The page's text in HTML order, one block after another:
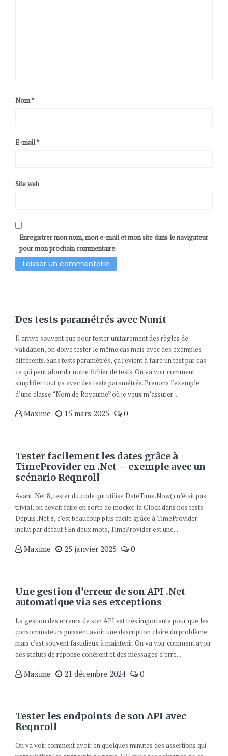
Nom*
E-mail*
Site web
Enregistrer mon nom, mon e-mail et mon site dans le navigateur
pour mon prochain commentaire.
Des tests paramétrés avec Nunit
Il arrive souvent que pour tester unitairement des règles de
validation, on doive tester le même cas mais avec des exemples
différents. Sans tests paramétrés, ça revient à faire un test par cas
ce qui peut alourdir notre fichier de tests. On va voir comment
simplifier tout ça avec des tests paramétrés. Prenons l’exemple
d’une classe “Nom de Royaume” où je veux m’assurer ...
Maxime 15 mars 2025 0
Tester facilement les dates grâce à
TimeProvider en .Net – exemple avec un
scénario Reqnroll
Avant .Net 8, tester du code qui utilise DateTime.Now() n’était pas
trivial, on devait faire en sorte de mocker la Clock dans nos tests.
Depuis .Net 8, c’est beaucoup plus facile grâce à TimeProvider
inclut par défaut ! En deux mots, TimeProvider est une...
Maxime 25 janvier 2025 0
Une gestion d’erreur de son API .Net
automatique via ses exceptions
La gestion des erreurs de son API est très importante pour que les
consommateurs puissent avoir une description claire du problème
mais c’est souvent fastidieux à maintenir. On va voir comment avoir
des statuts de réponse cohérent et des messages d’erre...
Maxime 21 décembre 2024 0
Tester les endpoints de son API avec
Reqnroll
On va voir comment avoir en quelques minutes des assertions qui